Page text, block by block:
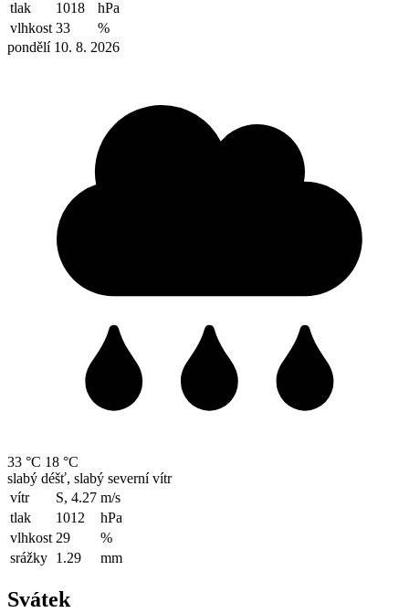
tlak 1018
hPa
vlhkost 33
%
pondělí 10. 8. 2026
33 °C 18 °C
slabý déšť, slabý severní vítr
vítr
S, 4.27 m/s
tlak
1012
hPa
vlhkost 29
%
srážky 1.29 mm
Svátek